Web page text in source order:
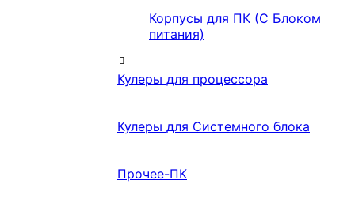
Корпусы для ПК (С Блоком
питания)
Кулеры для процессора
Кулеры для Системного блока
Прочее-ПК